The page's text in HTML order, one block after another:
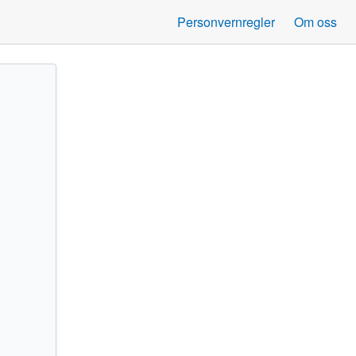
Personvernregler Om oss